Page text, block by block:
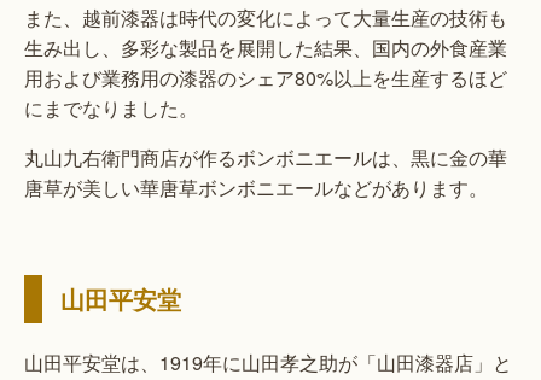
また、越前漆器は時代の変化によって大量生産の技術も
生み出し、多彩な製品を展開した結果、国内の外食産業
用および業務用の漆器のシェア80%以上を生産するほど
にまでなりました。
丸山九右衛門商店が作るボンボニエールは、黒に金の華
唐草が美しい華唐草ボンボニエールなどがあります。
山田平安堂
山田平安堂は、1919年に山田孝之助が「山田漆器店」と